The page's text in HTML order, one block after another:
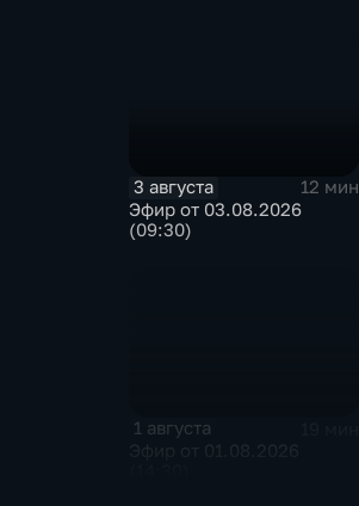
3 августа
12 мин
Эфир от 03.08.2026
(09:30)
1 августа